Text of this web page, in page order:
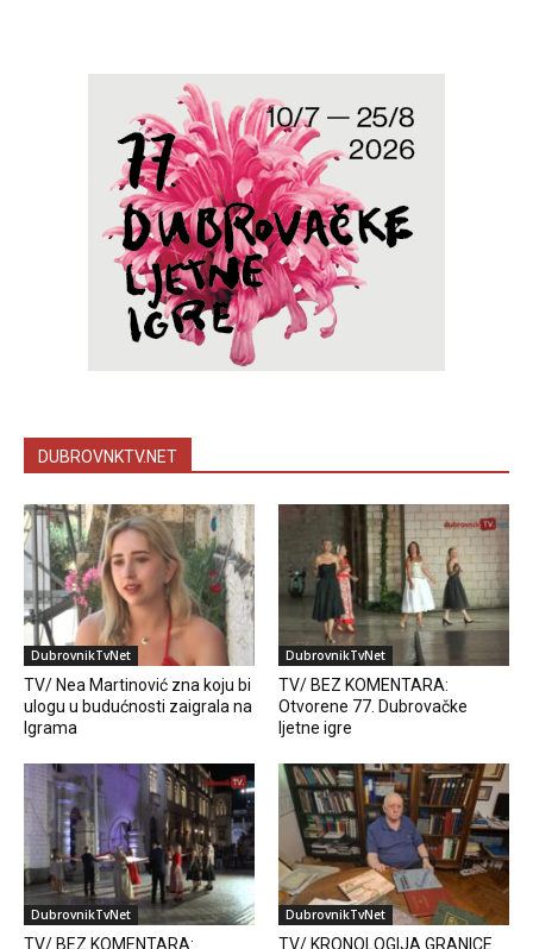
DUBROVNKTV.NET
DubrovnikTvNet
TV/ Nea Martinović zna koju bi
ulogu u budućnosti zaigrala na
Igrama
DubrovnikTvNet
TV/ BEZ KOMENTARA:
Otvorene 77. Dubrovačke
ljetne igre
DubrovnikTvNet
TV/ BEZ KOMENTARA:
DubrovnikTvNet
TV/ KRONOLOGIJA GRANICE